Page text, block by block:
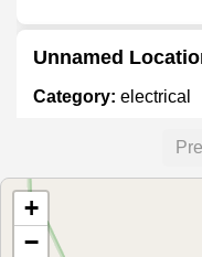
Unnamed
Category: electrical
เสียงทิพย์ไฮเทค
Category:
+
−